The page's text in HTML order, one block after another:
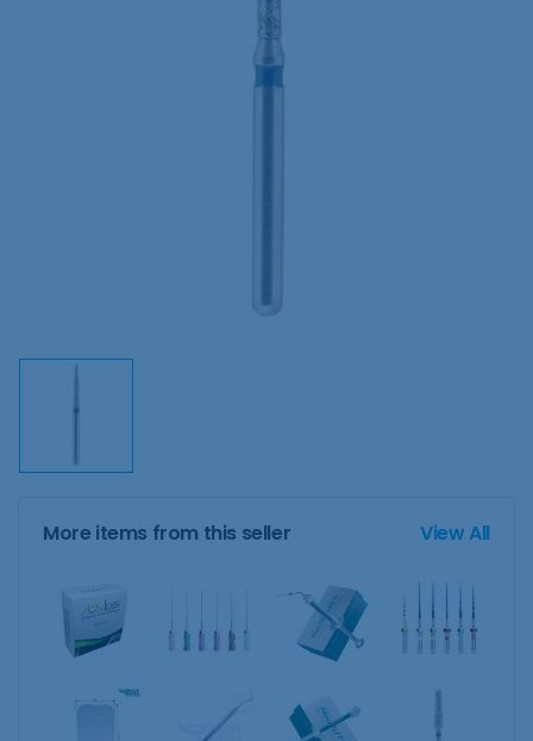
More items from this seller View All